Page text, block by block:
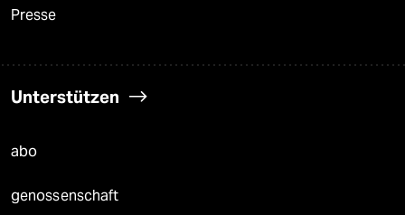
Presse
Unterstützen
abo
genossenschaft